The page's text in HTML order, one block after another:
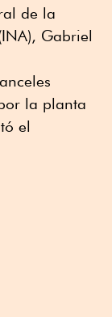
de la
Gabriel
la planta
el